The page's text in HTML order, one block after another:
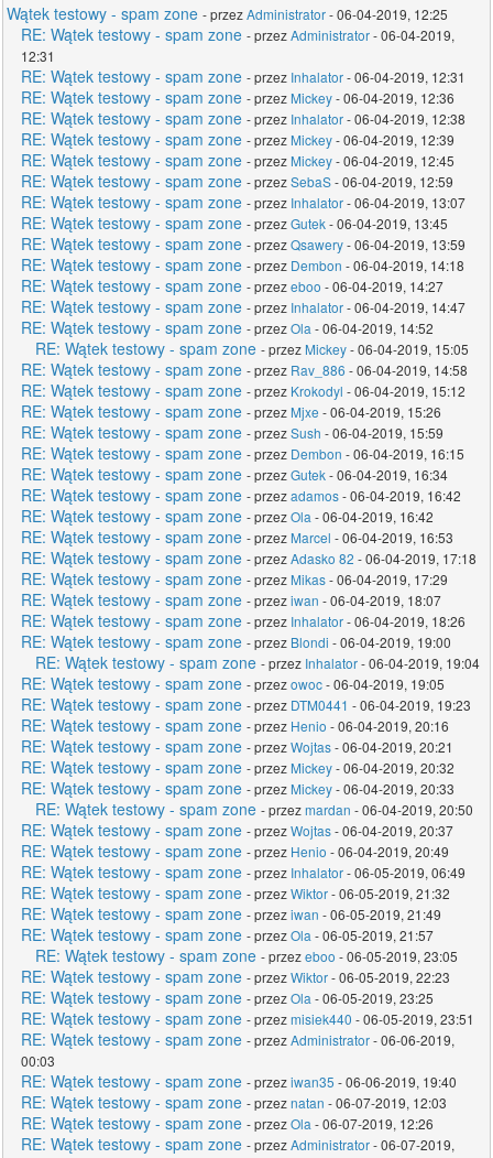
Wątek testowy - spam zone - przezAdministrator- 06-04-2019, 12:25
RE: Wątek testowy - spam zone - przezAdministrator- 06-04-2019,
12:31
RE: Wątek testowy - spam zone - przez Inhalator- 06-04-2019, 12:31
RE: Wątek testowy - spam zone - przez Mickey- 06-04-2019, 12:36
RE: Wątek testowy - spam zone - przez Inhalator- 06-04-2019, 12:38
RE: Wątek testowy - spam zone - przez Mickey- 06-04-2019, 12:39
RE: Wątek testowy - spam zone - przez Mickey- 06-04-2019, 12:45
RE: Wątek testowy - spam zone - przezSebaS- 06-04-2019, 12:59
RE: Wątek testowy - spam zone - przez Inhalator- 06-04-2019, 13:07
RE: Wątek testowy - spam zone - przezGutek- 06-04-2019, 13:45
RE: Wątek testowy - spam zone - przezQsawery- 06-04-2019, 13:59
RE: Wątek testowy - spam zone - przez Dembon - 06-04-2019, 14:18
RE: Wątek testowy - spam zone - przezeboo - 06-04-2019, 14:27
RE: Wątek testowy - spam zone - przez Inhalator- 06-04-2019, 14:47
RE: Wątek testowy - spam zone - przezOla - 06-04-2019, 14:52
RE: Wątek testowy - spam zone - przez Mickey- 06-04-2019, 15:05
RE: Wątek testowy - spam zone - przez Rav_886 - 06-04-2019, 14:58
RE: Wątek testowy - spam zone - przez Krokodyl - 06-04-2019, 15:12
RE: Wątek testowy - spam zone - przez Mjxe - 06-04-2019, 15:26
RE: Wątek testowy - spam zone - przezSush - 06-04-2019, 15:59
RE: Wątek testowy - spam zone - przez Dembon - 06-04-2019, 16:15
RE: Wątek testowy - spam zone - przezGutek- 06-04-2019, 16:34
RE: Wątek testowy - spam zone - przezadamos- 06-04-2019, 16:42
RE: Wątek testowy - spam zone - przezOla - 06-04-2019, 16:42
RE: Wątek testowy - spam zone - przez Marcel - 06-04-2019, 16:53
RE: Wątek testowy - spam zone - przezAdasko 82 - 06-04-2019, 17:18
RE: Wątek testowy - spam zone - przez Mikas- 06-04-2019, 17:29
RE: Wątek testowy - spam zone - przeziwan - 06-04-2019, 18:07
RE: Wątek testowy - spam zone - przez Inhalator- 06-04-2019, 18:26
RE: Wątek testowy - spam zone - przez Blondi - 06-04-2019, 19:00
RE: Wątek testowy - spam zone - przez Inhalator- 06-04-2019, 19:04
RE: Wątek testowy - spam zone - przezowoc- 06-04-2019, 19:05
RE: Wątek testowy - spam zone - przez DTM0441 - 06-04-2019, 19:23
RE: Wątek testowy - spam zone - przez Henio - 06-04-2019, 20:16
RE: Wątek testowy - spam zone - przezWojtas- 06-04-2019, 20:21
RE: Wątek testowy - spam zone - przez Mickey- 06-04-2019, 20:32
RE: Wątek testowy - spam zone - przez Mickey- 06-04-2019, 20:33
RE: Wątek testowy - spam zone - przezmardan - 06-04-2019, 20:50
RE: Wątek testowy - spam zone - przezWojtas- 06-04-2019, 20:37
RE: Wątek testowy - spam zone - przez Henio - 06-04-2019, 20:49
RE: Wątek testowy - spam zone - przez Inhalator- 06-05-2019, 06:49
RE: Wątek testowy - spam zone - przezWiktor- 06-05-2019, 21:32
RE: Wątek testowy - spam zone - przeziwan - 06-05-2019, 21:49
RE: Wątek testowy - spam zone - przezOla - 06-05-2019, 21:57
RE: Wątek testowy - spam zone - przezeboo - 06-05-2019, 23:05
RE: Wątek testowy - spam zone - przezWiktor- 06-05-2019, 22:23
RE: Wątek testowy - spam zone - przezOla - 06-05-2019, 23:25
RE: Wątek testowy - spam zone - przezmisiek440 - 06-05-2019, 23:51
RE: Wątek testowy - spam zone - przezAdministrator- 06-06-2019,
00:03
RE: Wątek testowy - spam zone - przeziwan35 - 06-06-2019, 19:40
RE: Wątek testowy - spam zone - przeznatan - 06-07-2019, 12:03
RE: Wątek testowy - spam zone - przezOla - 06-07-2019, 12:26
RE: Wątek testowy - spam zone - przezAdministrator- 06-07-2019,